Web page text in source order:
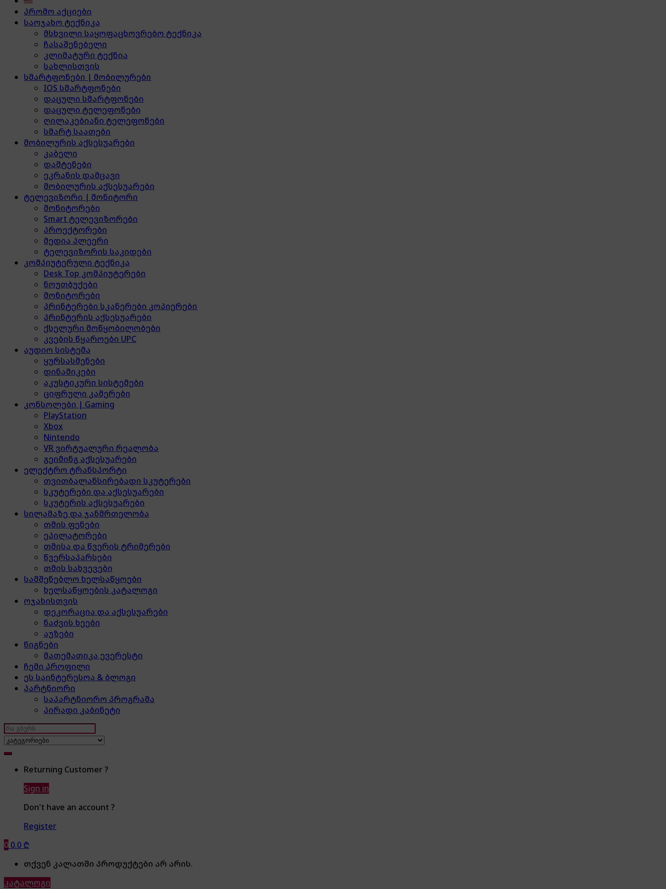
პრომო აქციები
საოჯახო ტექნიკა
მსხვილი საყოფაცხოვრებო ტექნიკა
ჩასაშენებელი
კლიმატური ტექნია
სახლისთვის
სმარტფონები | მობილურები
IOS სმარტფონები
დაცული სმარტფონები
დაცული ტელეფონები
ღილაკებიანი ტელეფონები
სმარტ საათები
მობილურის აქსესუარები
კაბელი
დამტენები
ეკრანის დამცავი
მობილურის აქსესუარები
ტელევიზორი | მონიტორი
მონიტორები
Smart ტელევიზორები
პროექტორები
მედია პლეერი
ტელევიზორის საკიდები
კომპიუტერული ტექნიკა
Desk Top კომპიუტერები
ნოუთბუქები
მონიტორები
პრინტერები სკანერები კოპიერები
პრინტერის აქსესუარები
ქსელური მოწყობილობები
კვების წყაროები UPC
აუდიო სისტემა
ყურსასმენები
დინამიკები
აკუსტიკური სისტემები
ციფრული კამერები
კონსოლები | Gaming
PlayStation
Xbox
Nintendo
VR ვირტუალური რეალობა
გეიმინგ აქსესუარები
ელექტრო ტრანსპორტი
თვითბალანსირებადი სკუტერები
სკუტერები და აქსესუარები
სკუტერის აქსესუარები
სილამაზე და ჯანმრთელობა
თმის ფენები
ეპილატორები
თმისა და წვერის ტრიმერები
წვერსაპარსები
თმის სახვევები
სამშენებლო ხელსაწყოები
ხელსაწყოების კატალოგი
ოჯახისთვის
დეკორაცია და აქსესუარები
ნაძვის ხეები
აუზები
წიგნები
მათემათიკა ევერესტი
ჩემი პროფილი
ეს საინტერესოა & ბლოგი
პარტნიორი
საპარტნიორო პროგრამა
პირადი კაბინეტი
Search
for:
Returning Customer ?
Sign in
Don't have an account ?
Register
0 0.0 ₾
თქვენ კალათში პროდუქტები არ არის.
კატალოგი